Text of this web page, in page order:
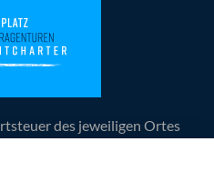
des jeweiligen Ortes
und Rabatte sind